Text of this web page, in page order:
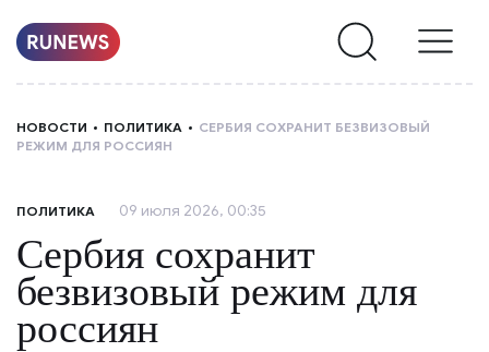
О
НАС
НОВОСТИ ПОЛИТИКА
СЕРБИЯ СОХРАНИТ БЕЗВИЗОВЫЙ
РЕЖИМ ДЛЯ РОССИЯН
ПОЛИТИКА 09 июля 2026, 00:35
Сербия сохранит
безвизовый режим для
россиян